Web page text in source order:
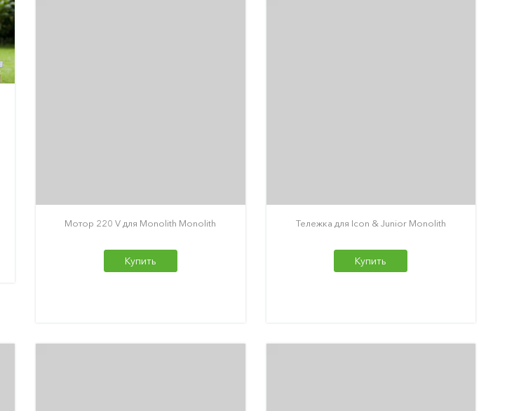
Мотор 220 V для Monolith Monolith
Купить
Тележка для Icon & Junior Monolith
Купить